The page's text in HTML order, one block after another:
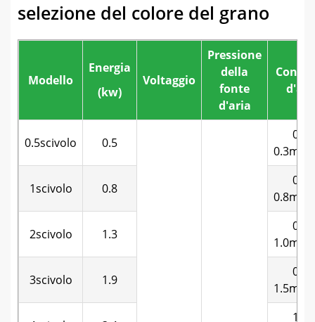
selezione del colore del grano
Modello
Energia
(kw)
Voltaggio
Pressione
della
fonte
d'aria
0.5scivolo 0.5
0.1-
0.3m3/
1scivolo 0.8
0.3-
0.8m3/
2scivolo 1.3
0.5-
1.0m3/
3scivolo 1.9
0.8-
1.5m3/
1.0-